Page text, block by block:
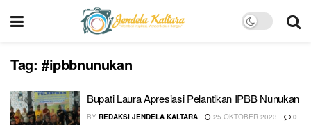
Tag: #ipbbnunukan
Bupati Laura Apresiasi Pelantikan IPBB Nunukan
BY REDAKSI JENDELA KALTARA 25 OKTOBER 2023 0